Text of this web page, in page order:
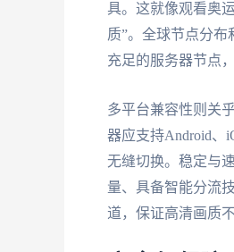
具。这就像观看奥
质”。全球节点分
充足的服务器节点
多平台兼容性则关
器应支持Android、
无缝切换。稳定与
量、具备智能分流
道，保证高清画质不